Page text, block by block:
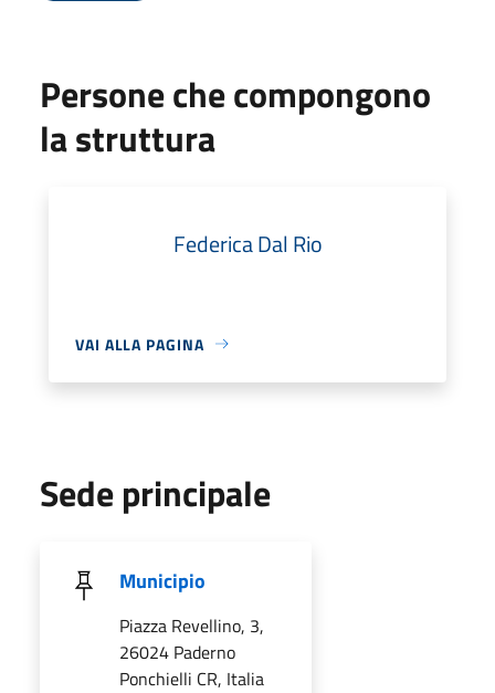
Persone che compongono
la struttura
Federica Dal Rio
VAI ALLA PAGINA
Sede principale
Municipio
Piazza Revellino, 3,
26024 Paderno
Ponchielli CR, Italia